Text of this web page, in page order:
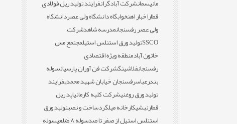
مانیسمانشرکت آبادگرانفرایند تولید ریل فولادی
قطاراخبار اهنخوابگاه دانشگاه ولی عصردانشگاه
ولی عصر رفسنجانمدرسه شاهدشرکت
SSCOتولید ورق استنلس استیلمجتمع مس
خاتون آبادمنطقه ویژه اقتصادی
رفسنجانفلاشینگشرکت فن آوران پارسیانسوله
بندرعباسرفسنجان خیابان شهید محمدیفرایند
تولید ورق روغنیشرکت کلبه کارمانیاپد ریل
قطارنبشیکارخانه میلگردساخت و نصبتولید ورق
استنلس استیل از صفر تا صدسوله 8 ضلعی
سوله